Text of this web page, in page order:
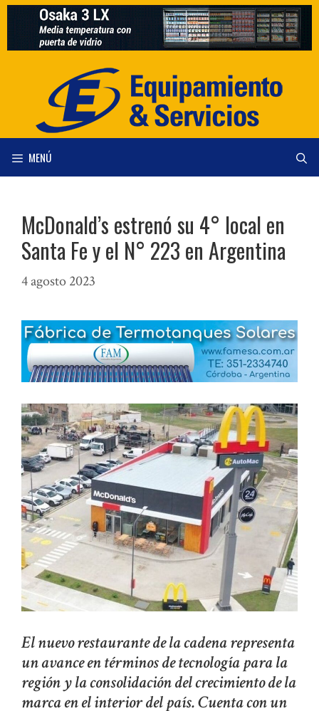
Saltar
contenido
MENÚ
McDonald’s estrenó su 4° local en
Santa Fe y el N° 223 en Argentina
4 agosto 2023
El nuevo restaurante de la cadena representa
un avance en términos de tecnología para la
región y la consolidación del crecimiento de la
marca en el interior del país. Cuenta con un